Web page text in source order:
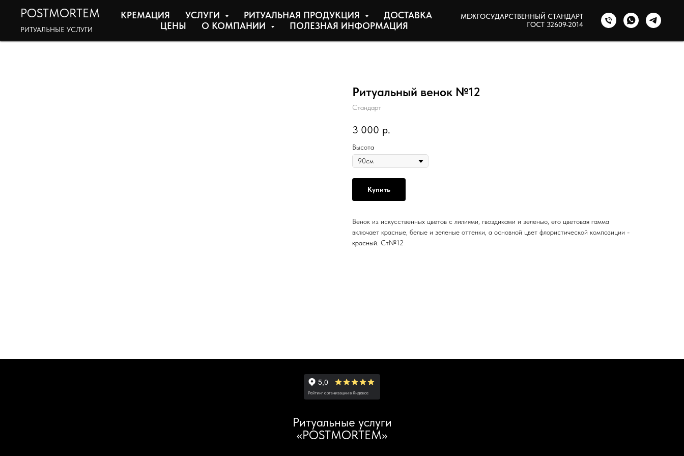
POSTMORTEM
РИТУАЛЬНЫЕ УСЛУГИ
КРЕМАЦИЯ УСЛУГИ РИТУАЛЬНАЯ ПРОДУКЦИЯ
ДОСТАВКА
ЦЕНЫ
О КОМПАНИИ ПОЛЕЗНАЯ ИНФОРМАЦИЯ
МЕЖГОСУДАРСТВЕННЫЙ СТАНДАРТ
ГОСТ 32609-2014
Ритуальный венок №12
Стандарт
3 000 р.
Высота
Купить
Венок из искусственных цветов с лилиями, гвоздиками и зеленью, его цветовая гамма
включает красные, белые и зеленые оттенки, а основной цвет флористической композиции -
красный. Ст№12
Ритуальные услуги
«POSTMORTEM»